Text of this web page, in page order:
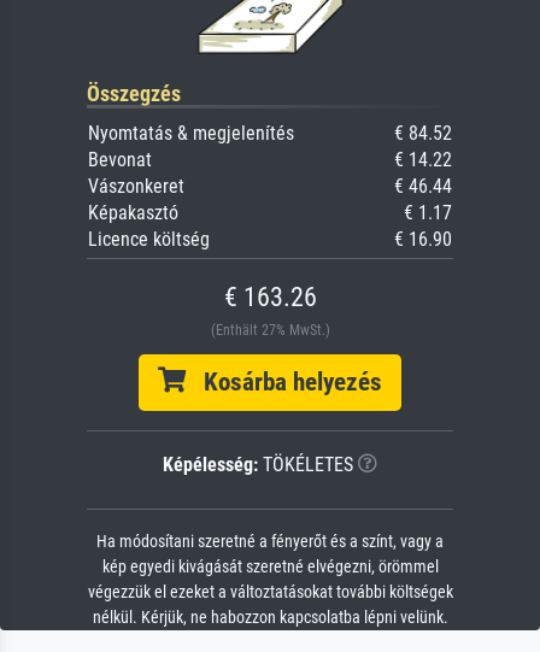
Összegzés
Nyomtatás & megjelenítés
€ 84.52
Bevonat
€ 14.22
Vászonkeret
€ 46.44
Képakasztó
€ 1.17
Licence költség
€ 16.90
€ 163.26
(Enthält 27% MwSt.)
Kosárba helyezés
Képélesség: TÖKÉLETES
Ha módosítani szeretné a fényerőt és a színt, vagy a
kép egyedi kivágását szeretné elvégezni, örömmel
végezzük el ezeket a változtatásokat további költségek
nélkül. Kérjük, ne habozzon kapcsolatba lépni velünk.